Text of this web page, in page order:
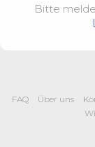
Psychische
Ausscheidung
Bitte
FAQ Über uns